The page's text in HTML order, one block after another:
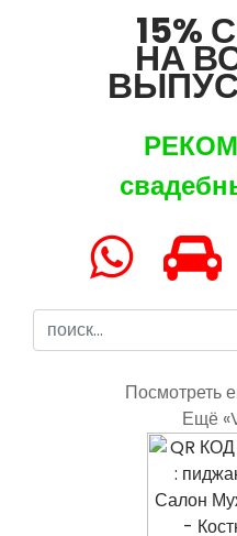
15%
НА
Посмотреть
Ещё